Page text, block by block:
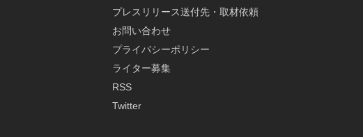
プレスリリース送付先・取材依頼
お問い合わせ
プライバシーポリシー
ライター募集
RSS
Twitter